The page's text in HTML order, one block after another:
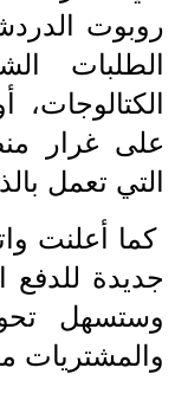
روبوت
الطلبات
على غرار
التي تعمل
كما أعلنت
جديدة للدفع
وستسهل
والمشتريات